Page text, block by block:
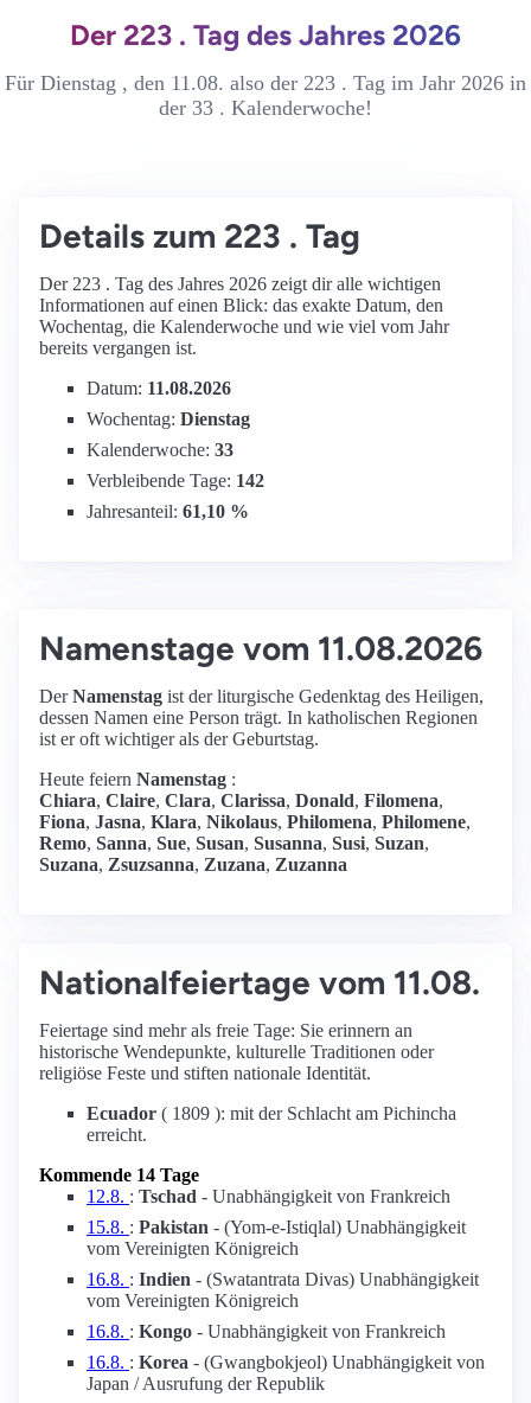
Der 223 . Tag des Jahres 2026
Für Dienstag , den 11.08. also der 223 . Tag im Jahr 2026 in
der 33 . Kalenderwoche!
Details zum 223 . Tag
Der 223 . Tag des Jahres 2026 zeigt dir alle wichtigen
Informationen auf einen Blick: das exakte Datum, den
Wochentag, die Kalenderwoche und wie viel vom Jahr
bereits vergangen ist.
Datum: 11.08.2026
Wochentag: Dienstag
Kalenderwoche: 33
Verbleibende Tage: 142
Jahresanteil: 61,10 %
Namenstage vom 11.08.2026
DerNamenstag ist der liturgische Gedenktag des Heiligen,
dessen Namen eine Person trägt. In katholischen Regionen
ist er oft wichtiger als der Geburtstag.
Heute feiern Namenstag :
Chiara, Claire, Clara, Clarissa, Donald, Filomena,
Fiona, Jasna, Klara, Nikolaus, Philomena, Philomene,
Remo, Sanna, Sue, Susan, Susanna, Susi, Suzan,
Suzana, Zsuzsanna, Zuzana, Zuzanna
Nationalfeiertage vom 11.08.
Feiertage sind mehr als freie Tage: Sie erinnern an
historische Wendepunkte, kulturelle Traditionen oder
religiöse Feste und stiften nationale Identität.
Ecuador ( 1809 ): mit der Schlacht am Pichincha
erreicht.
Kommende 14 Tage
12.8. : Tschad - Unabhängigkeit von Frankreich
15.8. : Pakistan - (Yom-e-Istiqlal) Unabhängigkeit
vom Vereinigten Königreich
16.8. : Indien - (Swatantrata Divas) Unabhängigkeit
vom Vereinigten Königreich
16.8. : Kongo - Unabhängigkeit von Frankreich
16.8. : Korea - (Gwangbokjeol) Unabhängigkeit von
Japan / Ausrufung der Republik